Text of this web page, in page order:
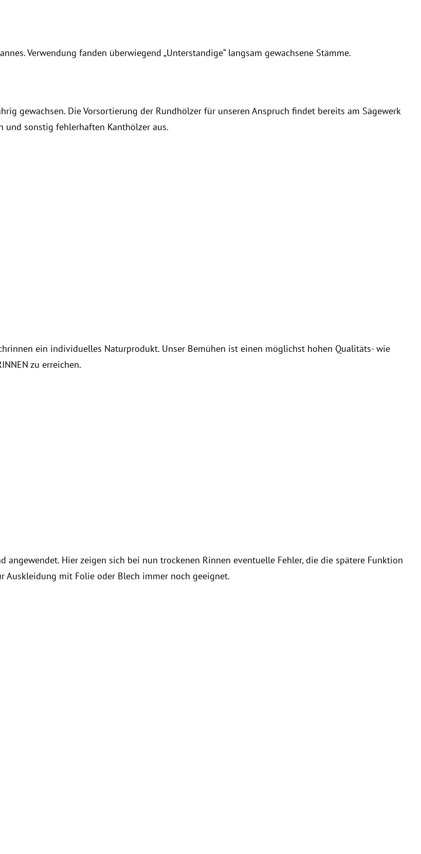
Verwendung fanden überwiegend „Unterstandige“ langsam gewachsene Stämme.
gewachsen. Die Vorsortierung der Rundhölzer für unseren Anspruch findet bereits am Sägewerk
sonstig fehlerhaften Kanthölzer aus.
ein individuelles Naturprodukt. Unser Bemühen ist einen möglichst hohen Qualitäts- wie
zu erreichen.
angewendet. Hier zeigen sich bei nun trockenen Rinnen eventuelle Fehler, die die spätere Funktion
mit Folie oder Blech immer noch geeignet.